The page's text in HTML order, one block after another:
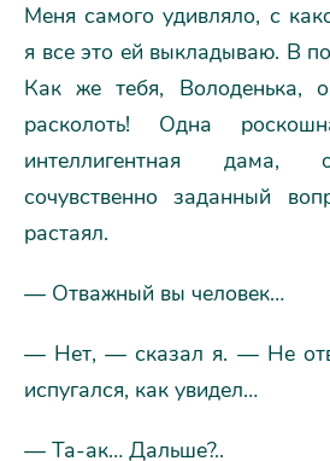
Меня самого удивляло, с
я все это ей выкладываю. В
Как же тебя, Володенька,
расколоть! Одна
интеллигентная дама,
сочувственно заданный
растаял.
— Отважный вы человек…
— Нет, — сказал я. — Не
испугался, как увидел…
— Та-ак… Дальше?..